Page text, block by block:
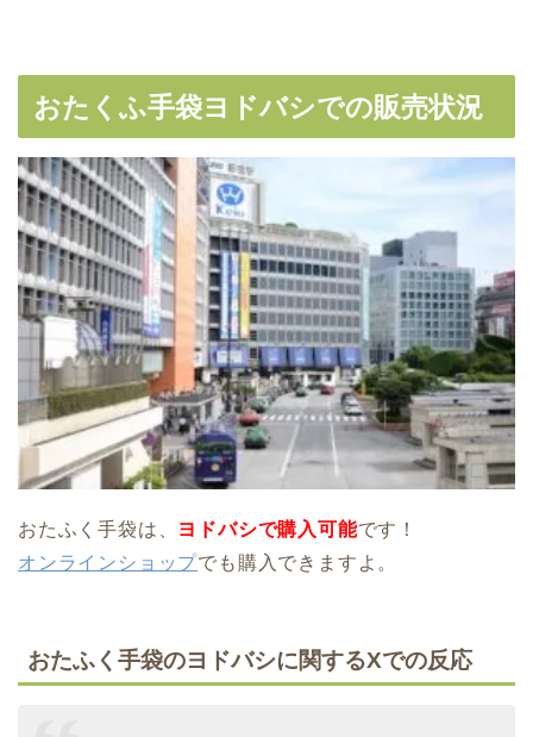
おたくふ手袋ヨドバシでの販売状況
おたふく手袋は、 ヨドバシで購入可能です！
オンラインショップでも購入できますよ。
おたふく手袋のヨドバシに関するXでの反応